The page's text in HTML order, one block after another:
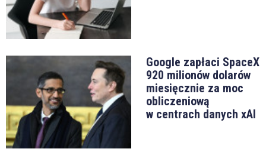
Google zapłaci SpaceX
920 milionów dolarów
miesięcznie za moc
obliczeniową
w centrach danych xAI